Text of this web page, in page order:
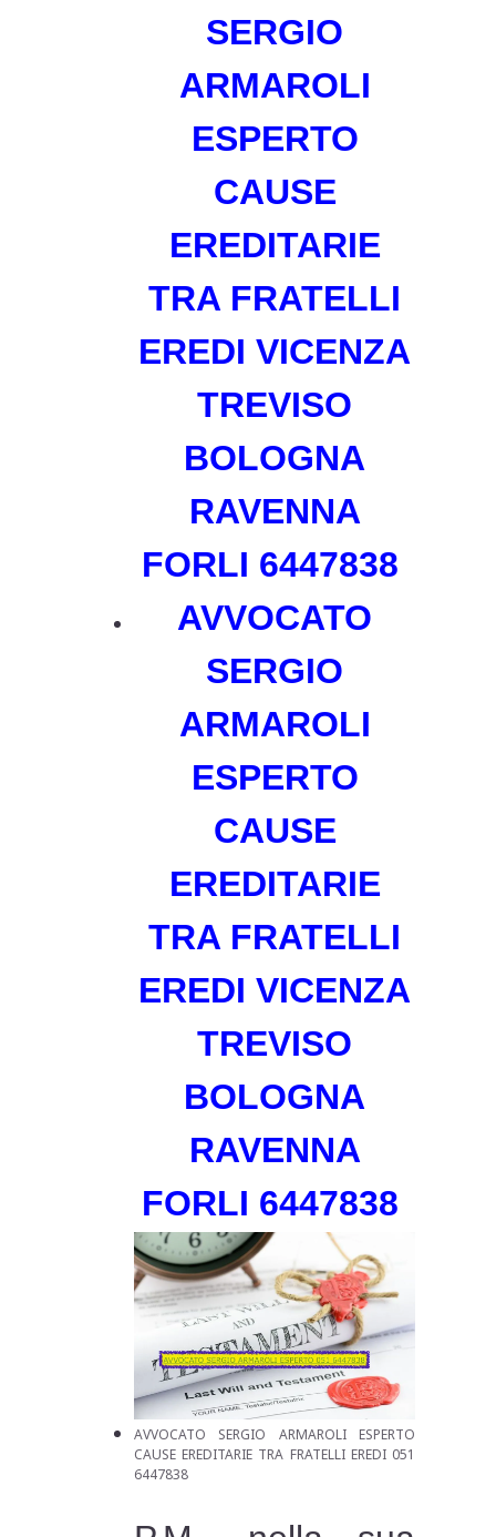
SERGIO
ARMAROLI
ESPERTO
CAUSE
EREDITARIE
TRA FRATELLI
EREDI VICENZA
TREVISO
BOLOGNA
RAVENNA
FORLI 6447838
AVVOCATO
SERGIO
ARMAROLI
ESPERTO
CAUSE
EREDITARIE
TRA FRATELLI
EREDI VICENZA
TREVISO
BOLOGNA
RAVENNA
FORLI 6447838
AVVOCATO SERGIO ARMAROLI ESPERTO
CAUSE EREDITARIE TRA FRATELLI EREDI 051
6447838